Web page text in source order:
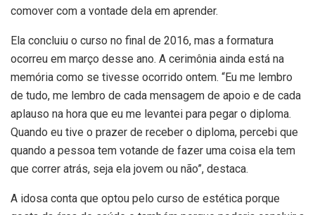
comover com a vontade dela em aprender.
Ela concluiu o curso no final de 2016, mas a formatura
ocorreu em março desse ano. A cerimônia ainda está na
memória como se tivesse ocorrido ontem. “Eu me lembro
de tudo, me lembro de cada mensagem de apoio e de cada
aplauso na hora que eu me levantei para pegar o diploma.
Quando eu tive o prazer de receber o diploma, percebi que
quando a pessoa tem votande de fazer uma coisa ela tem
que correr atrás, seja ela jovem ou não”, destaca.
A idosa conta que optou pelo curso de estética porque